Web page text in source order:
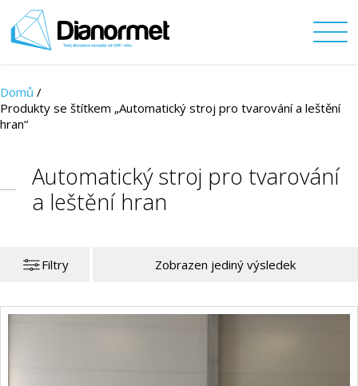
Domů /
Produkty se štítkem „Automatický stroj pro tvarování a leštění
hran“
Automatický stroj pro tvarování
a leštění hran
Filtry Zobrazen jediný výsledek